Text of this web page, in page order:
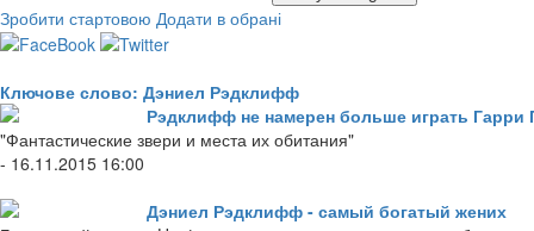
Зробити стартовою Додати в обрані
Ключове слово: Дэниел Рэдклифф
Рэдклифф не намерен больше играть Гарри
"Фантастические звери и места их обитания"
- 16.11.2015 16:00
Дэниел Рэдклифф - самый богатый жених